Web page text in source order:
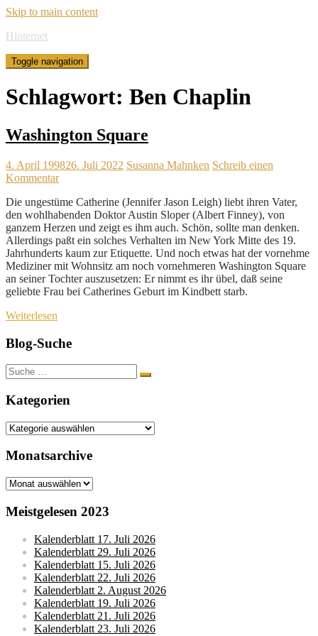
Skip to main content
Hinternet
Toggle navigation
Schlagwort: Ben Chaplin
Washington Square
4. April 199826. Juli 2022 Susanna Mahnken Schreib einen
Kommentar
Die ungestüme Catherine (Jennifer Jason Leigh) liebt ihren Vater,
den wohlhabenden Doktor Austin Sloper (Albert Finney), von
ganzem Herzen und zeigt es ihm auch. Schön, sollte man denken.
Allerdings paßt ein solches Verhalten im New York Mitte des 19.
Jahrhunderts kaum zur Etiquette. Und noch etwas hat der vornehme
Mediziner mit Wohnsitz am noch vornehmeren Washington Square
an seiner Tochter auszusetzen: Er nimmt es ihr übel, daß seine
geliebte Frau bei Catherines Geburt im Kindbett starb.
Weiterlesen
Blog-Suche
Suche
nach:
Kategorien
Kategorien
Monatsarchive
Monatsarchive
Meistgelesen 2023
Kalenderblatt 17. Juli 2026
Kalenderblatt 29. Juli 2026
Kalenderblatt 15. Juli 2026
Kalenderblatt 22. Juli 2026
Kalenderblatt 2. August 2026
Kalenderblatt 19. Juli 2026
Kalenderblatt 21. Juli 2026
Kalenderblatt 23. Juli 2026